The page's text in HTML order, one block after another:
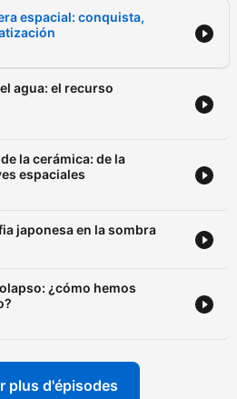
espacial: conquista,
agua: el recurso
la cerámica: de la
espaciales
japonesa en la sombra
¿cómo hemos
plus d'épisodes